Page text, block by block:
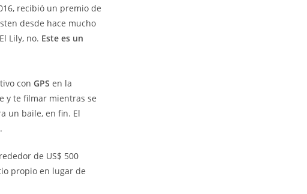
recibió un premio de
desde hace mucho
Lily, no. Este es un
con GPS en la
y te filmar mientras se
un baile, en fin. El
de US$ 500
propio en lugar de